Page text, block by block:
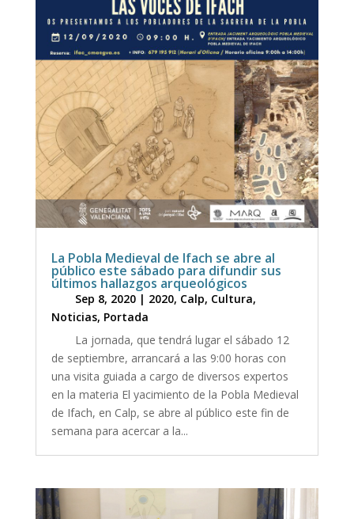
La Pobla Medieval de Ifach se abre al
público este sábado para difundir sus
últimos hallazgos arqueológicos
Sep 8, 2020| 2020, Calp, Cultura,
Noticias, Portada
La jornada, que tendrá lugar el sábado 12
de septiembre, arrancará a las 9:00 horas con
una visita guiada a cargo de diversos expertos
en la materia El yacimiento de la Pobla Medieval
de Ifach, en Calp, se abre al público este fin de
semana para acercar a la...